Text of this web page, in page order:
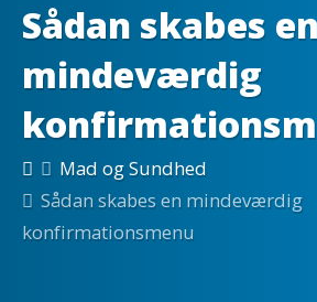
Sådan skabes en
mindeværdig
Mad og Sundhed
Sådan skabes en mindeværdig
konfirmationsmenu